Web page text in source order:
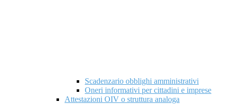
Scadenzario obblighi amministrativi
Oneri informativi per cittadini e imprese
Attestazioni OIV o struttura analoga